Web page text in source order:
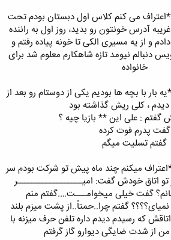
می کنم کلاس اول دبستان بودم تحت
غریبه آدرس خونتون رو بدید، روز اول به راننده
و از یه مسیری الکی تا خونه پیاده رفتم و
دنبالم نیومد تازه شاهکارم معلوم شد برای
خانواده
بار با بچه ها بودیم یکی از دوستام رو بعد از
، کلی ریش گذاشته بود
گفتم : علی این ** بازیا چیه ؟
گفت پدرم فوت کرده
گفتم تسلیت میگم
میکنم چند ماه پیش تو شرکت بودم سر
اتاق خودش گفت: امیــــــــــــــــــر
گفت خیلی میخوامـــت….گفتم منم
گفتم چرا..حمتاً..از پشت میزم بلند
که رسیدم دیدم داره تلفن حرف میزنه با
از شدت ضایگی دیوارو گاز گرفتم